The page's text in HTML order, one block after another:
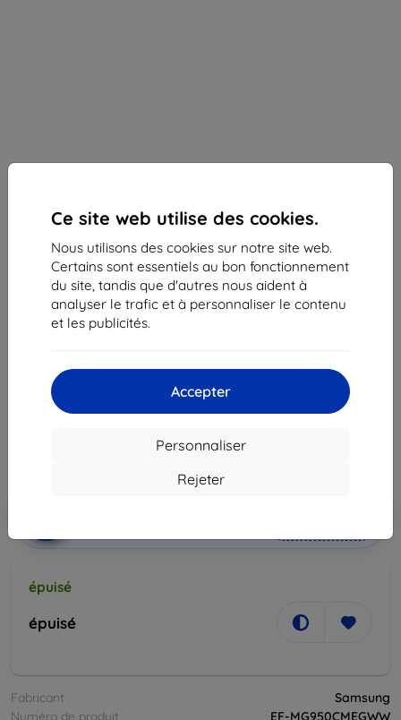
Ce site web utilise des cookies.
Nous utilisons des cookies sur notre site web.
Certains sont essentiels au bon fonctionnement
du site, tandis que d'autres nous aident à
analyser le trafic et à personnaliser le contenu
et les publicités.
Accepter
Personnaliser
Rejeter
Coque Samsung 2Piece Cover S8 (G950), Mint (EF-
Adapté pour: Samsung Galaxy S8
18,90 €
épuisé
épuisé
Fabricant
Samsung
Numéro de produit
EF-MG950CMEGWW